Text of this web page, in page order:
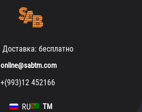
Доставка: бесплатно
online@sabtm.com
+(993)12 452166
RU TM